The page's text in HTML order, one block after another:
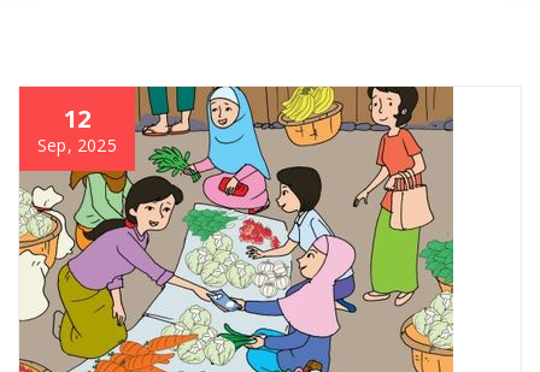
12
Sep, 2025